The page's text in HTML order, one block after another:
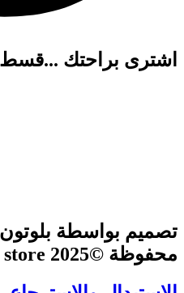
اشترى براحتك
تصميم بواسطة
محفوظة ©2025 classic perfume store